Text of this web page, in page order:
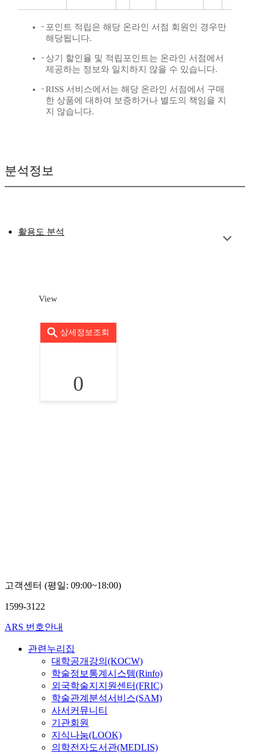
포인트 적립은 해당 온라인 서점 회원인 경우만
해당됩니다.
상기 할인율 및 적립포인트는 온라인 서점에서
제공하는 정보와 일치하지 않을 수 있습니다.
RISS 서비스에서는 해당 온라인 서점에서 구매
한 상품에 대하여 보증하거나 별도의 책임을 지
지 않습니다.
분석정보
활용도 분석
View
상세정보조회
0
고객센터 (평일: 09:00~18:00)
1599-3122
ARS 번호안내
관련누리집
대학공개강의(KOCW)
학술정보통계시스템(Rinfo)
외국학술지지원센터(FRIC)
학술관계분석서비스(SAM)
사서커뮤니티
기관회원
지식나눔(LOOK)
의학전자도서관(MEDLIS)